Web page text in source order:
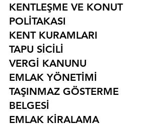
KENTLEŞME VE KONUT
POLİTAKASI
KENT KURAMLARI
TAPU SİCİLİ
VERGİ KANUNU
EMLAK YÖNETİMİ
TAŞINMAZ GÖSTERME
BELGESİ
EMLAK KİRALAMA